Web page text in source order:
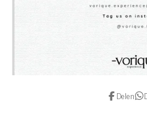
Delen